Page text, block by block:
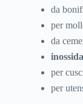
da
per
da
per
per